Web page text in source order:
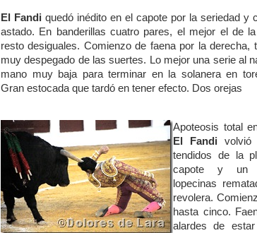
El Fandi quedó inédito en el capote por la seriedad y
astado. En banderillas cuatro pares, el mejor el de
resto desiguales. Comienzo de faena por la derecha,
muy despegado de las suertes. Lo mejor una serie al
mano muy baja para terminar en la solanera en
Gran estocada que tardó en tener efecto. Dos orejas
Apoteosis total
El Fandi
tendidos de la
capote y un
lopecinas
revolera.
hasta cinco.
alardes de